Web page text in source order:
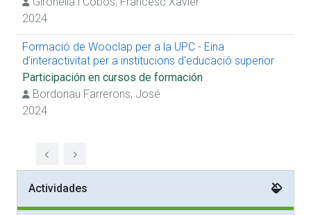
2024
Formació de Wooclap per a la UPC - Eina
d'interactivitat per a institucions d'educació superior
Participación en cursos de formación
Bordonau Farrerons, José
2024
Actividades